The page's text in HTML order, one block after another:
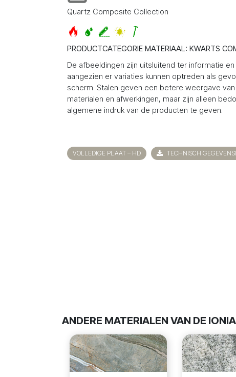
Quartz Composite Collection
PRODUCTCATEGORIE MATERIAAL: KWARTS
De afbeeldingen zijn uitsluitend ter informatie
aangezien er variaties kunnen optreden als
scherm. Stalen geven een betere weergave
materialen en afwerkingen, maar zijn alleen
algemene indruk van de producten te geven.
VOLLEDIGE PLAAT – HD TECHNISCH
ANDERE MATERIALEN VAN DE